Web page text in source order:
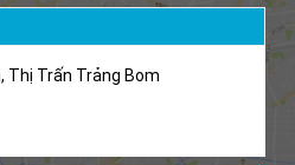
Thị Trấn Trảng Bom